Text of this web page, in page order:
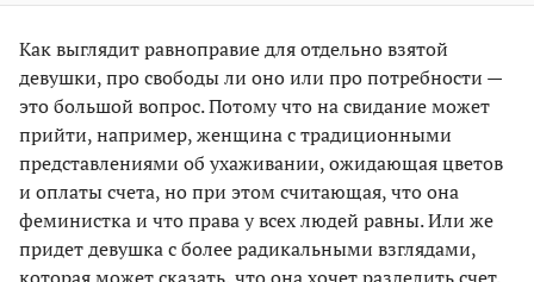
Как выглядит равноправие для отдельно взятой
девушки, про свободы ли оно или про потребности —
это большой вопрос. Потому что на свидание может
прийти, например, женщина с традиционными
представлениями об ухаживании, ожидающая цветов
и оплаты счета, но при этом считающая, что она
феминистка и что права у всех людей равны. Или же
придет девушка с более радикальными взглядами,